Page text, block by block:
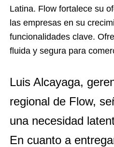
Latina. Flow fortalece su
las empresas en su
funcionalidades clave.
fluida y segura para
Luis Alcayaga,
regional de Flow,
una necesidad
En cuanto a